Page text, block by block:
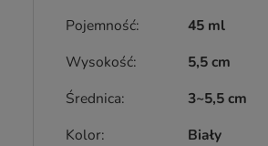
Pojemność
45 ml
Wysokość
5,5 cm
Średnica
3~5,5 cm
Kolor
Biały